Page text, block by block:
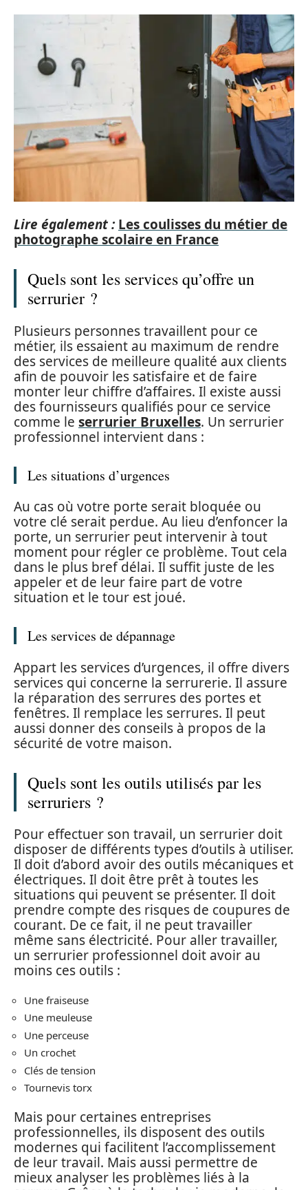
Lire également : Les coulisses du métier de
photographe scolaire en France
Quels sont les services qu’offre un
serrurier ?
Plusieurs personnes travaillent pour ce
métier, ils essaient au maximum de rendre
des services de meilleure qualité aux clients
afin de pouvoir les satisfaire et de faire
monter leur chiffre d’affaires. Il existe aussi
des fournisseurs qualifiés pour ce service
comme le serrurier Bruxelles. Un serrurier
professionnel intervient dans :
Les situations d’urgences
Au cas où votre porte serait bloquée ou
votre clé serait perdue. Au lieu d’enfoncer la
porte, un serrurier peut intervenir à tout
moment pour régler ce problème. Tout cela
dans le plus bref délai. Il suffit juste de les
appeler et de leur faire part de votre
situation et le tour est joué.
Les services de dépannage
Appart les services d’urgences, il offre divers
services qui concerne la serrurerie. Il assure
la réparation des serrures des portes et
fenêtres. Il remplace les serrures. Il peut
aussi donner des conseils à propos de la
sécurité de votre maison.
Quels sont les outils utilisés par les
serruriers ?
Pour effectuer son travail, un serrurier doit
disposer de différents types d’outils à utiliser.
Il doit d’abord avoir des outils mécaniques et
électriques. Il doit être prêt à toutes les
situations qui peuvent se présenter. Il doit
prendre compte des risques de coupures de
courant. De ce fait, il ne peut travailler
même sans électricité. Pour aller travailler,
un serrurier professionnel doit avoir au
moins ces outils :
Une fraiseuse
Une meuleuse
Une perceuse
Un crochet
Clés de tension
Tournevis torx
Mais pour certaines entreprises
professionnelles, ils disposent des outils
modernes qui facilitent l’accomplissement
de leur travail. Mais aussi permettre de
mieux analyser les problèmes liés à la